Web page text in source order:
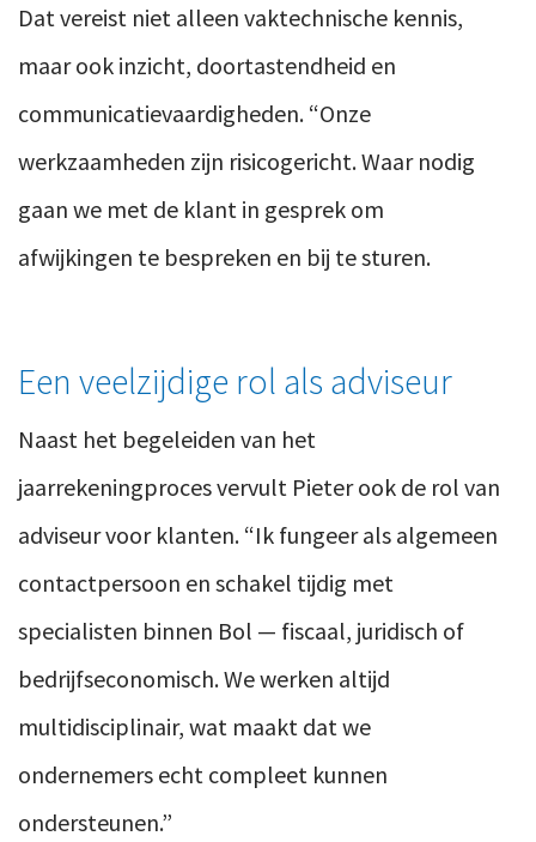
Dat vereist niet alleen vaktechnische kennis,
maar ook inzicht, doortastendheid en
communicatievaardigheden. “Onze
werkzaamheden zijn risicogericht. Waar nodig
gaan we met de klant in gesprek om
afwijkingen te bespreken en bij te sturen.
Een veelzijdige rol als adviseur
Naast het begeleiden van het
jaarrekeningproces vervult Pieter ook de rol van
adviseur voor klanten. “Ik fungeer als algemeen
contactpersoon en schakel tijdig met
specialisten binnen Bol — fiscaal, juridisch of
bedrijfseconomisch. We werken altijd
multidisciplinair, wat maakt dat we
ondernemers echt compleet kunnen
ondersteunen.”